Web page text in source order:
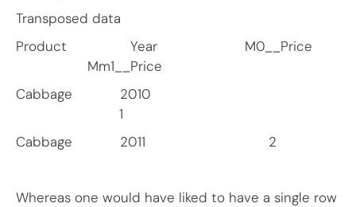
Transposed data
Product Year M0__Price
Mm1__Price
Cabbage 2010
1
Cabbage 2011 2
Whereas one would have liked to have a single row